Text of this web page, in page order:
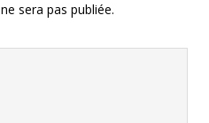
sera pas publiée.